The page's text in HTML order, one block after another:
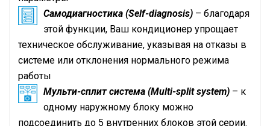
Самодиагностика (Self-diagnosis) – благодаря
этой функции, Ваш кондиционер упрощает
техническое обслуживание, указывая на отказы в
системе или отклонения нормального режима
работы
Мульти-сплит система (Multi-split system) – к
одному наружному блоку можно
подсоединить до 5 внутренних блоков этой серии.